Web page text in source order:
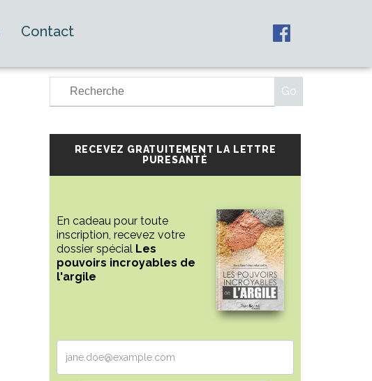
Contact
RECEVEZ GRATUITEMENT LA LETTRE
PURESANTÉ
En cadeau pour toute
inscription, recevez votre
dossier spécial Les
pouvoirs incroyables de
l'argile